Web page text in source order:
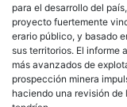
para el desarrollo del
proyecto fuertemente
erario público, y basado
sus territorios. El
más avanzados de
prospección minera
haciendo una revisión